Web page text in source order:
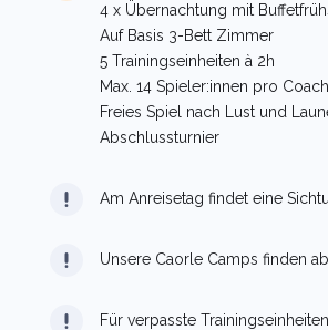
4 x Übernachtung mit
Auf Basis 3-Bett Zimmer
5 Trainingseinheiten à 2h
Max. 14 Spieler:innen pro Coach
Freies Spiel nach Lust und
Abschlussturnier
Am Anreisetag findet eine
Unsere Caorle Camps finden
Für verpasste